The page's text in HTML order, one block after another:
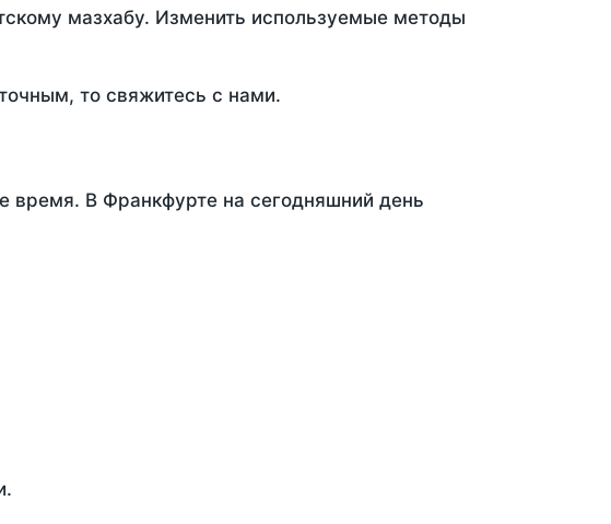
мазхабу. Изменить используемые методы
то свяжитесь с нами.
время. В Франкфурте на сегодняшний день